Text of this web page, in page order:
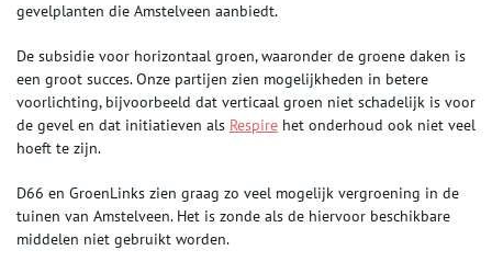
gevelplanten die Amstelveen aanbiedt.
De subsidie voor horizontaal groen, waaronder de groene daken is
een groot succes. Onze partijen zien mogelijkheden in betere
voorlichting, bijvoorbeeld dat verticaal groen niet schadelijk is voor
de gevel en dat initiatieven als Respire het onderhoud ook niet veel
hoeft te zijn.
D66 en GroenLinks zien graag zo veel mogelijk vergroening in de
tuinen van Amstelveen. Het is zonde als de hiervoor beschikbare
middelen niet gebruikt worden.